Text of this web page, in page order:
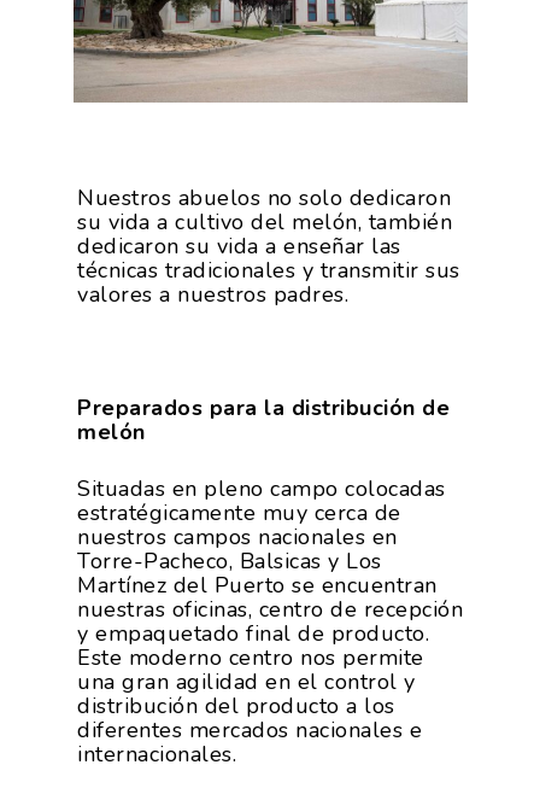
Nuestros abuelos no solo dedicaron
su vida a cultivo del melón, también
dedicaron su vida a enseñar las
técnicas tradicionales y transmitir sus
valores a nuestros padres.
Preparados para la distribución de
melón
Situadas en pleno campo colocadas
estratégicamente muy cerca de
nuestros campos nacionales en
Torre-Pacheco, Balsicas y Los
Martínez del Puerto se encuentran
nuestras oficinas, centro de recepción
y empaquetado final de producto.
Este moderno centro nos permite
una gran agilidad en el control y
distribución del producto a los
diferentes mercados nacionales e
internacionales.